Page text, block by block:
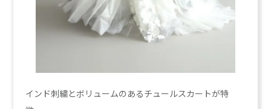
インド刺繍とボリュームのあるチュールスカートが特